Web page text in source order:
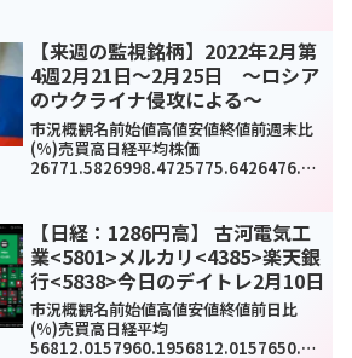
71960.621937.731939.61-23....
【来週の監視銘柄】2022年2月第
4週2月21日～2月25日 ～ロシア
のウクライナ侵攻による～
市況概観名前始値高値安値終値前週末比
(%)売買高日経平均株価
26771.5826998.4725775.6426476.5-
【日経：1286円高】 古河電気工
業<5801>メルカリ<4385>楽天銀
行<5838>今日のデイトレ2月10日
市況概観名前始値高値安値終値前日比
(%)売買高日経平均
56812.0157960.1956812.0157650.54